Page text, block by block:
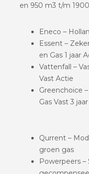
en 950 m3 t/m
Eneco –
Essent –
en Gas 1 jaar
Vattenfall –
Vast Actie
Greenchoice
Gas Vast 3 jaar
Qurrent –
groen gas
Powerpeers